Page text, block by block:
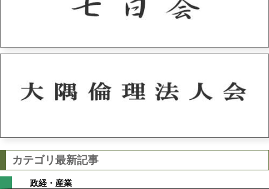
カテゴリ最新記事
政経・産業